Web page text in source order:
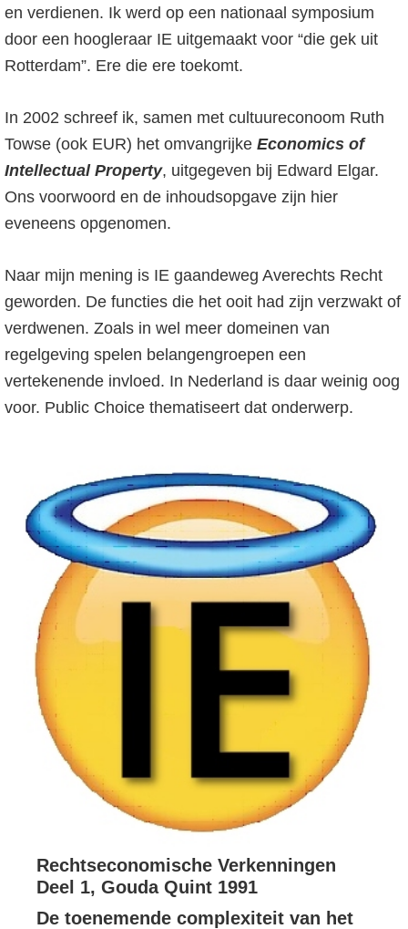
e
en verdienen. Ik werd op een nationaal symposium
door een hoogleraar IE uitgemaakt voor “die gek uit
Rotterdam”. Ere die ere toekomt.
In 2002 schreef ik, samen met cultuureconoom Ruth
Towse (ook EUR) het omvangrijke Economics of
Intellectual Property, uitgegeven bij Edward Elgar.
Ons voorwoord en de inhoudsopgave zijn hier
eveneens opgenomen.
Naar mijn mening is IE gaandeweg Averechts Recht
geworden. De functies die het ooit had zijn verzwakt of
verdwenen. Zoals in wel meer domeinen van
regelgeving spelen belangengroepen een
vertekenende invloed. In Nederland is daar weinig oog
voor. Public Choice thematiseert dat onderwerp.
Rechtseconomische Verkenningen
Deel 1, Gouda Quint 1991
De toenemende complexiteit van het